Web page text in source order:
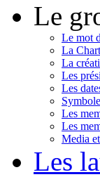
Le
Le mot
La
La
Les
Les
Les
Les
Media
Les